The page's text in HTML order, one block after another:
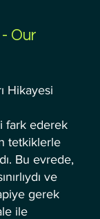
Our
Hikayesi
fark ederek
tetkiklerle
Bu evrede,
ve
gerek
ile